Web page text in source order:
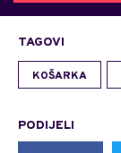
TAGOVI
KOŠARKA
PODIJELI